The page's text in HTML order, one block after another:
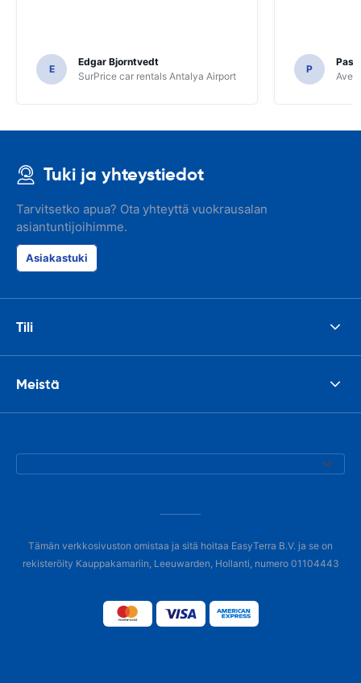
E
Edgar Bjorntvedt
SurPrice car rentals Antalya Airport
P
Avec
Tuki ja yhteystiedot
Tarvitsetko apua? Ota yhteyttä vuokrausalan
asiantuntijoihimme.
Asiakastuki
Tili
Meistä
Tämän verkkosivuston omistaa ja sitä hoitaa EasyTerra B.V. ja se on
rekisteröity Kauppakamariin, Leeuwarden, Hollanti, numero 01104443